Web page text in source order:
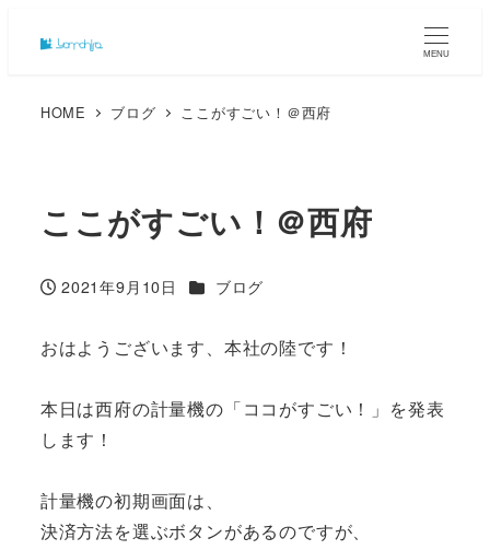
MENU
HOME ブログ ここがすごい！＠西府
ここがすごい！＠西府
投稿日
2021年9月10日 カテゴリー
ブログ
おはようございます、本社の陸です！
本日は西府の計量機の「ココがすごい！」を発表
します！
計量機の初期画面は、
決済方法を選ぶボタンがあるのですが、